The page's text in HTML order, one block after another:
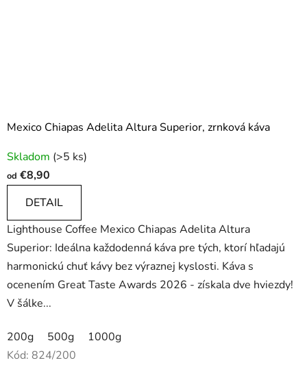
Mexico Chiapas Adelita Altura Superior, zrnková káva
hodnotenie
produktu
4,9
z
5
hviezdičiek.
Skladom (>5 ks)
od €8,90
DETAIL
Lighthouse Coffee Mexico Chiapas Adelita Altura
Superior: Ideálna každodenná káva pre tých, ktorí hľadajú
harmonickú chuť kávy bez výraznej kyslosti. Káva s
ocenením Great Taste Awards 2026 - získala dve hviezdy!
V šálke...
200g 500g
1000g
Kód: 824/200